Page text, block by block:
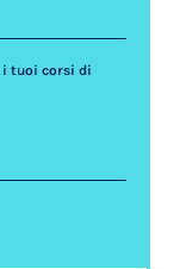
tuoi corsi di